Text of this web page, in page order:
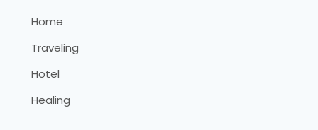
Home
Traveling
Hotel
Healing